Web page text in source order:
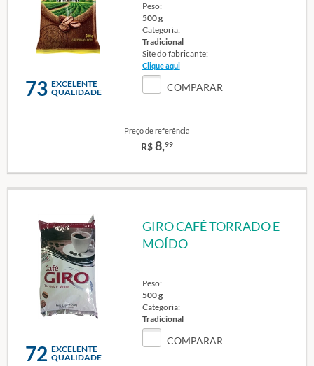
73 EXCELENTE
QUALIDADE
Peso:
500 g
Categoria:
Tradicional
Site do fabricante:
Clique aqui
COMPARAR
Preço de referência
R$8,99
72 EXCELENTE
QUALIDADE
GIRO CAFÉ TORRADO E
MOÍDO
Peso:
500 g
Categoria:
Tradicional
COMPARAR